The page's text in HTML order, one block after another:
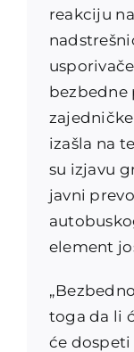
reakciju
bezbedne
izašla na
su izjavu
javni
element
toga da li
će dospeti